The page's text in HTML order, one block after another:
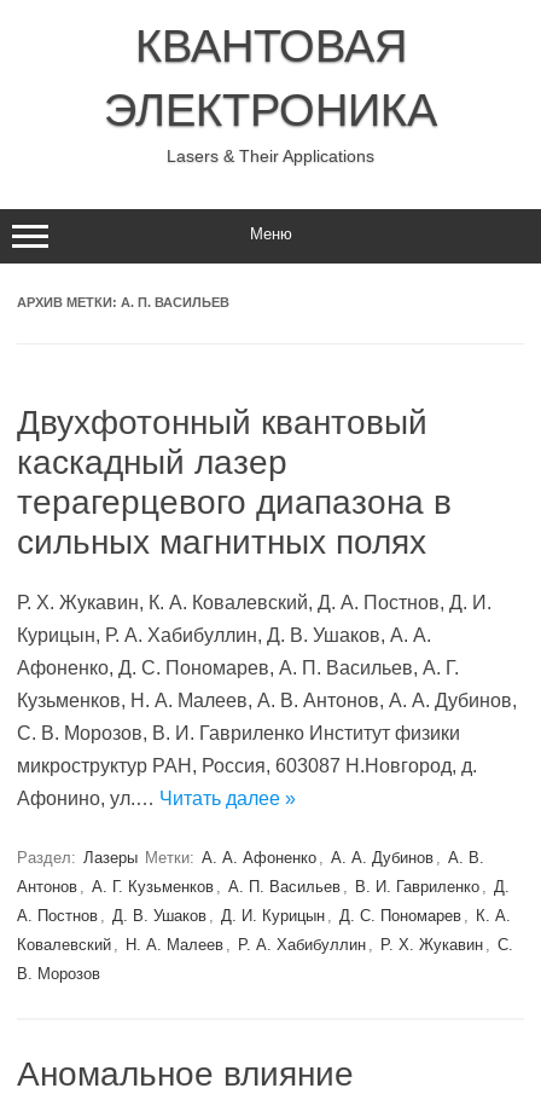
КВАНТОВАЯ
ЭЛЕКТРОНИКА
Lasers & Their Applications
Меню
АРХИВ МЕТКИ: А. П. ВАСИЛЬЕВ
Двухфотонный квантовый
каскадный лазер
терагерцевого диапазона в
сильных магнитных полях
Р. Х. Жукавин, К. А. Ковалевский, Д. А. Постнов, Д. И.
Курицын, Р. А. Хабибуллин, Д. В. Ушаков, А. А.
Афоненко, Д. С. Пономарев, А. П. Васильев, А. Г.
Кузьменков, Н. А. Малеев, А. В. Антонов, А. А. Дубинов,
С. В. Морозов, В. И. Гавриленко Институт физики
микроструктур РАН, Россия, 603087 Н.Новгород, д.
Афонино, ул.… Читать далее »
Раздел: Лазеры Метки: А. А. Афоненко , А. А. Дубинов , А. В.
Антонов , А. Г. Кузьменков , А. П. Васильев , В. И. Гавриленко , Д.
А. Постнов , Д. В. Ушаков , Д. И. Курицын , Д. С. Пономарев , К. А.
Ковалевский , Н. А. Малеев , Р. А. Хабибуллин , Р. Х. Жукавин , С.
В. Морозов
Аномальное влияние